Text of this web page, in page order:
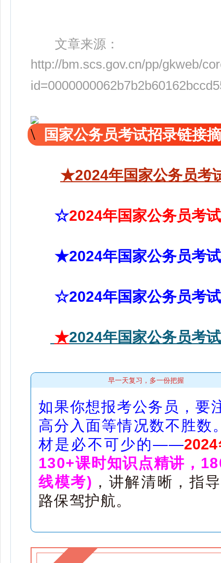
文章来源：
http://bm.scs.gov.cn/pp/gkweb/
国家公务员考试招录链接
★2024年国家公务员考
☆2024年国家公务员考
★2024年国家公务员考
☆2024年国家公务员考
★2024年国家公务员考
早一天复习，多一份把握
如果你想报考公务员，要
高分入面等情况数不胜数
材是必不可少的——
130+课时知识点精讲，
线模考) ，讲解清晰，指
路保驾护航。